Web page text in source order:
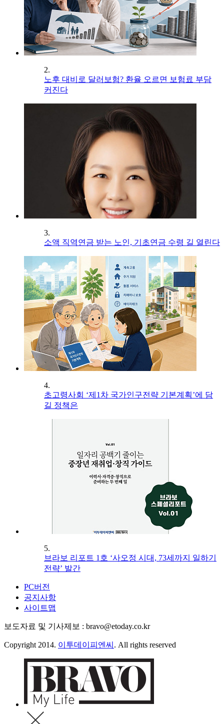
2.
노후 대비로 달러보험? 환율 오르면 보험료 부담
커진다
3.
소액 직역연금 받는 노인, 기초연금 수령 길 열린다
4.
초고령사회 ‘제1차 국가인구전략 기본계획’에 담
길 정책은
5.
브라보 리포트 1호 ‘사오정 시대, 73세까지 일하기
전략’ 발간
PC버전
공지사항
사이트맵
보도자료 및 기사제보 : bravo@etoday.co.kr
Copyright 2014. 이투데이피엔씨 . All rights reserved